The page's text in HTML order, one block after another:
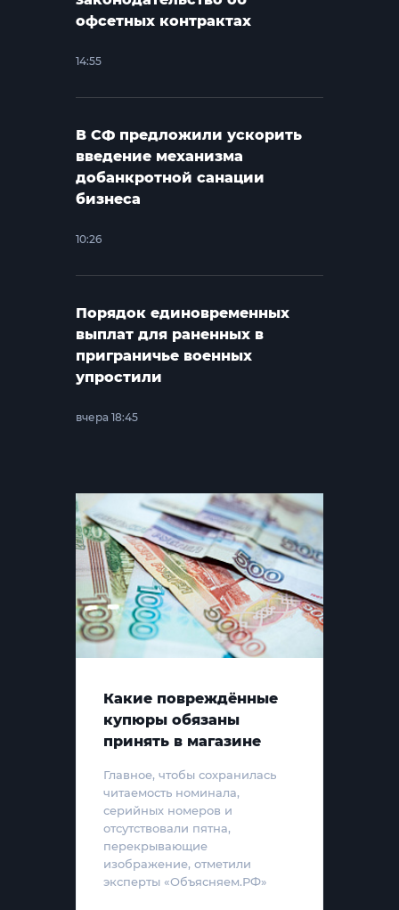
офсетных контрактах
14:55
В СФ предложили ускорить
введение механизма
добанкротной санации
бизнеса
10:26
Порядок единовременных
выплат для раненных в
приграничье военных
упростили
вчера 18:45
Какие повреждённые
купюры обязаны
принять в магазине
Главное, чтобы сохранилась
читаемость номинала,
серийных номеров и
отсутствовали пятна,
перекрывающие
изображение, отметили
эксперты «Объясняем.РФ»